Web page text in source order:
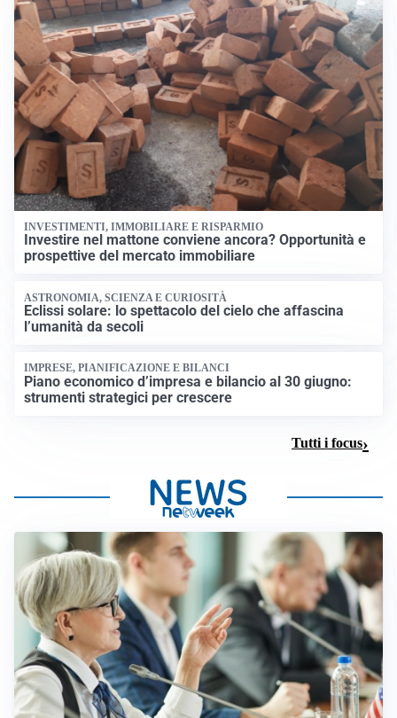
INVESTIMENTI, IMMOBILIARE E RISPARMIO
Investire nel mattone conviene ancora? Opportunità e
prospettive del mercato immobiliare
ASTRONOMIA, SCIENZA E CURIOSITÀ
Eclissi solare: lo spettacolo del cielo che affascina
l’umanità da secoli
IMPRESE, PIANIFICAZIONE E BILANCI
Piano economico d’impresa e bilancio al 30 giugno:
strumenti strategici per crescere
Tutti i focus